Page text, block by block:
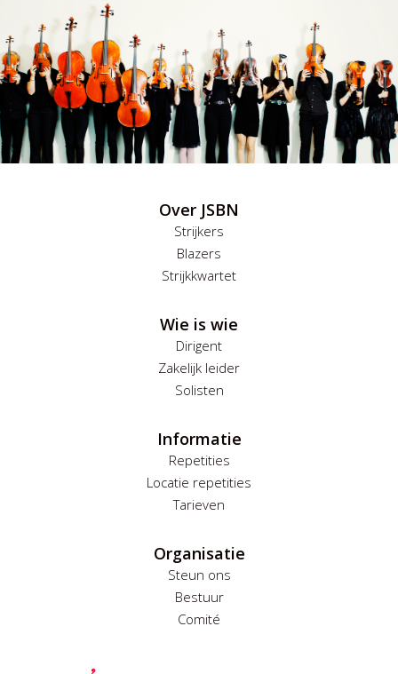
Over JSBN
Strijkers
Blazers
Strijkkwartet
Wie is wie
Dirigent
Zakelijk leider
Solisten
Informatie
Repetities
Locatie repetities
Tarieven
Organisatie
Steun ons
Bestuur
Comité